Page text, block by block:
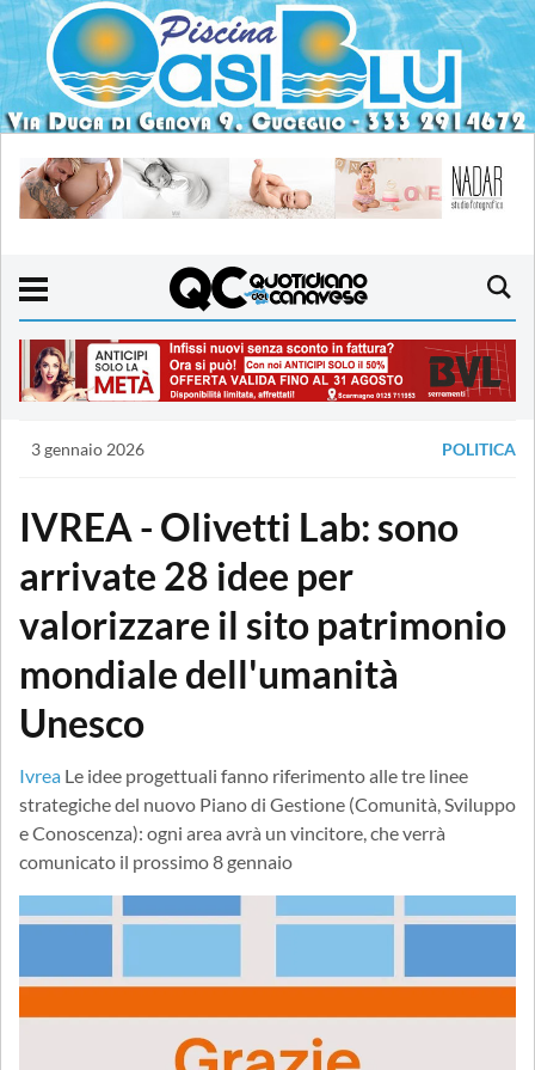
3 gennaio 2026 POLITICA
IVREA - Olivetti Lab: sono
arrivate 28 idee per
valorizzare il sito patrimonio
mondiale dell'umanità
Unesco
Ivrea Le idee progettuali fanno riferimento alle tre linee
strategiche del nuovo Piano di Gestione (Comunità, Sviluppo
e Conoscenza): ogni area avrà un vincitore, che verrà
comunicato il prossimo 8 gennaio